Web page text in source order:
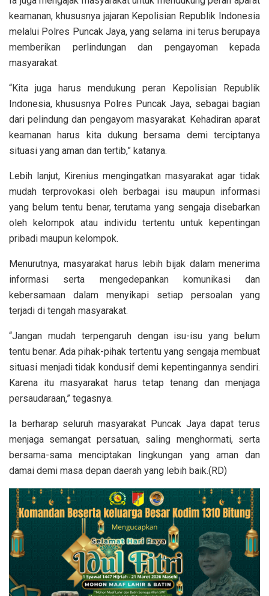
keamanan, khususnya jajaran Kepolisian Republik Indonesia
melalui Polres Puncak Jaya, yang selama ini terus berupaya
memberikan perlindungan dan pengayoman kepada
masyarakat.
“Kita juga harus mendukung peran Kepolisian Republik
Indonesia, khususnya Polres Puncak Jaya, sebagai bagian
dari pelindung dan pengayom masyarakat. Kehadiran aparat
keamanan harus kita dukung bersama demi terciptanya
situasi yang aman dan tertib,” katanya.
Lebih lanjut, Kirenius mengingatkan masyarakat agar tidak
mudah terprovokasi oleh berbagai isu maupun informasi
yang belum tentu benar, terutama yang sengaja disebarkan
oleh kelompok atau individu tertentu untuk kepentingan
pribadi maupun kelompok.
Menurutnya, masyarakat harus lebih bijak dalam menerima
informasi serta mengedepankan komunikasi dan
kebersamaan dalam menyikapi setiap persoalan yang
terjadi di tengah masyarakat.
“Jangan mudah terpengaruh dengan isu-isu yang belum
tentu benar. Ada pihak-pihak tertentu yang sengaja membuat
situasi menjadi tidak kondusif demi kepentingannya sendiri.
Karena itu masyarakat harus tetap tenang dan menjaga
persaudaraan,” tegasnya.
Ia berharap seluruh masyarakat Puncak Jaya dapat terus
menjaga semangat persatuan, saling menghormati, serta
bersama-sama menciptakan lingkungan yang aman dan
damai demi masa depan daerah yang lebih baik.(RD)